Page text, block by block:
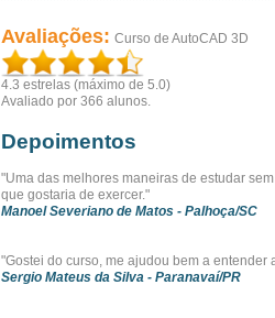
Avaliações: Curso de AutoCAD 3D
4.3 estrelas (máximo de 5.0)
Avaliado por 366 alunos.
Depoimentos
"Uma das melhores maneiras de estudar
que gostaria de exercer."
Manoel Severiano de Matos - Palhoça/SC
"Gostei do curso, me ajudou bem a entender
Sergio Mateus da Silva - Paranavaí/PR